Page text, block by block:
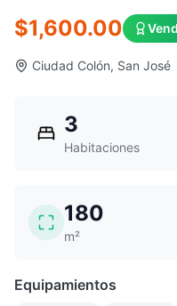
$1,600.00
Ciudad Colón, San José
3
Habitaciones
180
m²
Equipamientos